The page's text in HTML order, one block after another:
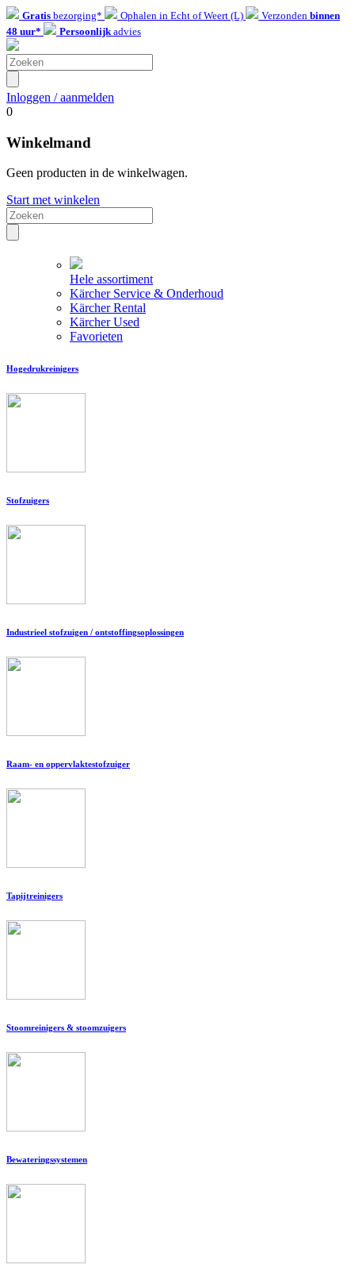
Gratis bezorging* Ophalen in Echt of Weert (L) Verzonden binnen
48 uur*
Persoonlijkadvies
Inloggen / aanmelden
0
Winkelmand
Geen producten in de winkelwagen.
Start met winkelen
Hele assortiment
Kärcher Service & Onderhoud
Kärcher Rental
Kärcher Used
Favorieten
Hogedrukreinigers
Stofzuigers
Industrieel stofzuigen / ontstoffingsoplossingen
Raam- en oppervlaktestofzuiger
Tapijtreinigers
Stoomreinigers & stoomzuigers
Bewateringssystemen